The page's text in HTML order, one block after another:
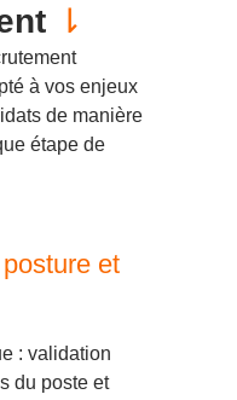
⇂
à vos enjeux
de manière
étape de
et
: validation
du poste et